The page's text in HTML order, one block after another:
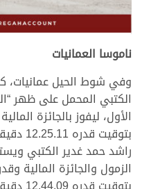
>
ناموسا العمانيات
وفي شوط الحيل
الكتبي المحمل على ظهر
راشد حمد غدير الكتبي